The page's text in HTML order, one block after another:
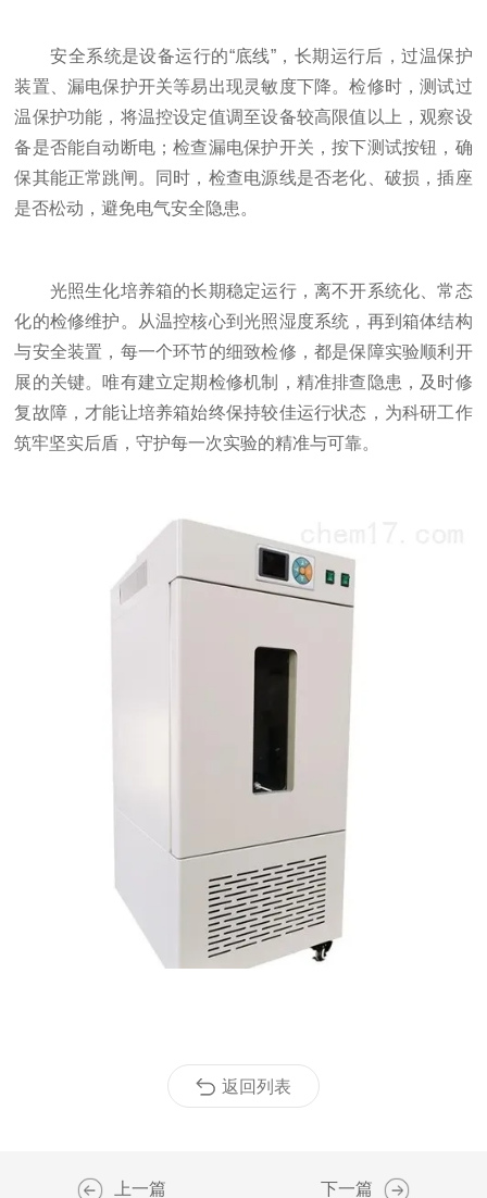
安全系统是设备运行的“底线”，长期运行后，过温保护
装置、漏电保护开关等易出现灵敏度下降。检修时，测试过
温保护功能，将温控设定值调至设备较高限值以上，观察设
备是否能自动断电；检查漏电保护开关，按下测试按钮，确
保其能正常跳闸。同时，检查电源线是否老化、破损，插座
是否松动，避免电气安全隐患。
光照生化培养箱的长期稳定运行，离不开系统化、常态
化的检修维护。从温控核心到光照湿度系统，再到箱体结构
与安全装置，每一个环节的细致检修，都是保障实验顺利开
展的关键。唯有建立定期检修机制，精准排查隐患，及时修
复故障，才能让培养箱始终保持较佳运行状态，为科研工作
筑牢坚实后盾，守护每一次实验的精准与可靠。
返回列表
上一篇 下一篇